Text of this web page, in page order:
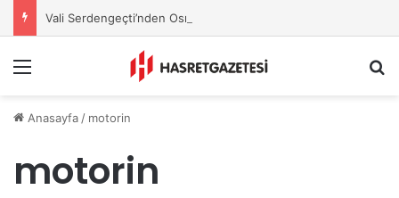
Vali Serdengeçti’nden Osmaniye’de Gece Esnaf Turu
Anasayfa / motorin
motorin